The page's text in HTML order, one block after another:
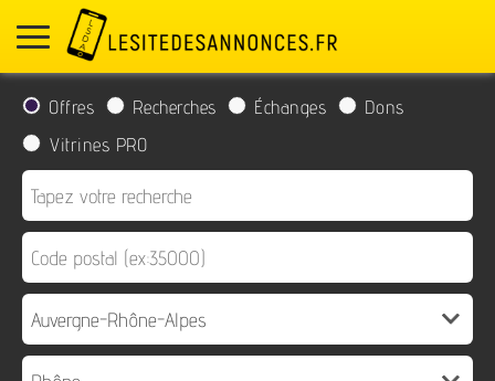
Offres Recherches Échanges
Dons
Vitrines PRO